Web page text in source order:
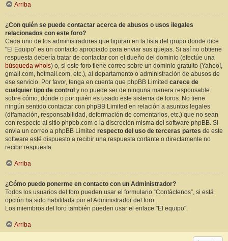
Arriba
¿Con quién se puede contactar acerca de abusos o usos ilegales
relacionados con este foro?
Cada uno de los administradores que figuran en la lista del grupo donde dice
"El Equipo" es un contacto apropiado para enviar sus quejas. Si así no obtiene
respuesta debería tratar de contactar con el dueño del dominio (efectúe una
búsqueda whois) o, si este foro tiene correo sobre un dominio gratuito (Yahoo!,
gmail.com, hotmail.com, etc.), al departamento o administración de abusos de
ese servicio. Por favor, tenga en cuenta que phpBB Limited carece de
cualquier tipo de control y no puede ser de ninguna manera responsable
sobre cómo, dónde o por quién es usado este sistema de foros. No tiene
ningún sentido contactar con phpBB Limited en relación a asuntos legales
(difamación, responsabilidad, deformación de comentarios, etc.) que no sean
con respecto al sitio phpbb.com o la discreción misma del software phpBB. Si
envia un correo a phpBB Limited respecto del uso de terceras partes de este
software esté dispuesto a recibir una respuesta cortante o directamente no
recibir respuesta.
Arriba
¿Cómo puedo ponerme en contacto con un Administrador?
Todos los usuarios del foro pueden usar el formulario “Contáctenos”, si está
opción ha sido habilitada por el Administrador del foro.
Los miembros del foro también pueden usar el enlace "El equipo".
Arriba